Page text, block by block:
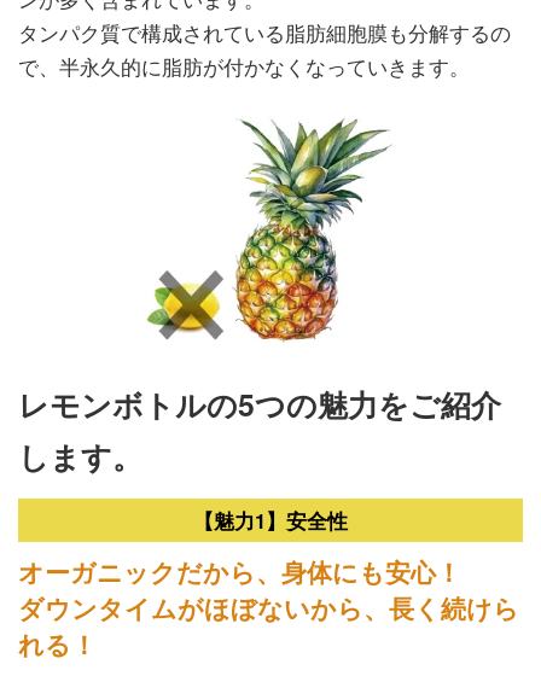
タンパク質で構成されている脂肪細胞膜も分解するの
で、半永久的に脂肪が付かなくなっていきます。
レモンボトルの5つの魅力をご紹介
します。
【魅力1】安全性
オーガニックだから、身体にも安心！
ダウンタイムがほぼないから、長く続けら
れる！